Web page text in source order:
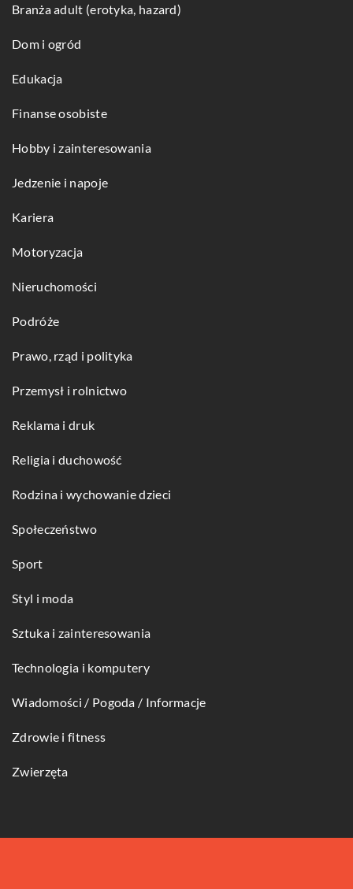
Branża adult (erotyka, hazard)
Dom i ogród
Edukacja
Finanse osobiste
Hobby i zainteresowania
Jedzenie i napoje
Kariera
Motoryzacja
Nieruchomości
Podróże
Prawo, rząd i polityka
Przemysł i rolnictwo
Reklama i druk
Religia i duchowość
Rodzina i wychowanie dzieci
Społeczeństwo
Sport
Styl i moda
Sztuka i zainteresowania
Technologia i komputery
Wiadomości / Pogoda / Informacje
Zdrowie i fitness
Zwierzęta